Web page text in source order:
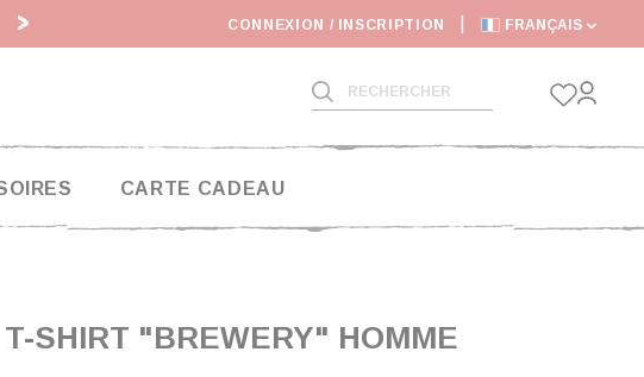
RALONGÉS CONNEXION / INSCRIPTION FRANÇAIS
CARTE CADEAU
T-SHIRT "BREWERY" HOMME